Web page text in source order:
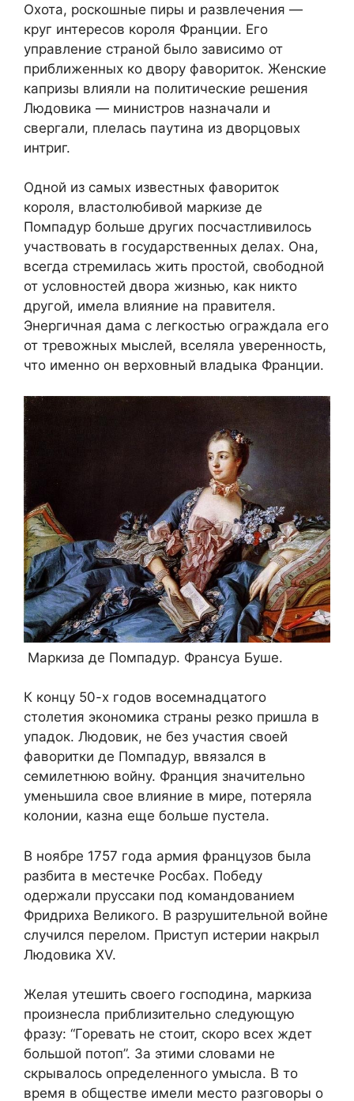
Охота, роскошные пиры и развлечения —
круг интересов короля Франции. Его
управление страной было зависимо от
приближенных ко двору фавориток. Женские
капризы влияли на политические решения
Людовика — министров назначали и
свергали, плелась паутина из дворцовых
интриг.
Одной из самых известных фавориток
короля, властолюбивой маркизе де
Помпадур больше других посчастливилось
участвовать в государственных делах. Она,
всегда стремилась жить простой, свободной
от условностей двора жизнью, как никто
другой, имела влияние на правителя.
Энергичная дама с легкостью ограждала его
от тревожных мыслей, вселяла уверенность,
что именно он верховный владыка Франции.
Маркиза де Помпадур. Франсуа Буше.
К концу 50-х годов восемнадцатого
столетия экономика страны резко пришла в
упадок. Людовик, не без участия своей
фаворитки де Помпадур, ввязался в
семилетнюю войну. Франция значительно
уменьшила свое влияние в мире, потеряла
колонии, казна еще больше пустела.
В ноябре 1757 года армия французов была
разбита в местечке Росбах. Победу
одержали пруссаки под командованием
Фридриха Великого. В разрушительной войне
случился перелом. Приступ истерии накрыл
Людовика XV.
Желая утешить своего господина, маркиза
произнесла приблизительно следующую
фразу: “Горевать не стоит, скоро всех ждет
большой потоп”. За этими словами не
скрывалось определенного умысла. В то
время в обществе имели место разговоры о